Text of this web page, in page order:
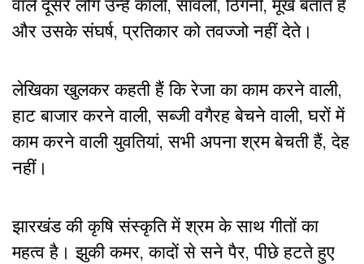
वाले दूसरे लोग उन्हें काली, सावंली, ठिगनी, मूर्ख बताते हैं
और उसके संघर्ष, प्रतिकार को तवज्जो नहीं देते।
लेखिका खुलकर कहती हैं कि रेजा का काम करने वाली,
हाट बाजार करने वाली, सब्जी वगैरह बेचने वाली, घरों में
काम करने वाली युवतियां, सभी अपना श्रम बेचती हैं, देह
नहीं।
झारखंड की कृषि संस्कृति में श्रम के साथ गीतों का
महत्व है। झुकी कमर, कादों से सने पैर, पीछे हटते हुए